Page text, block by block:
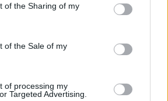
or usage behaviour. You may click to
to Google and its third-party tags to
specified purposes in below Google
of the Sharing of my
of the Sale of my
of processing my
Targeted Advertising.